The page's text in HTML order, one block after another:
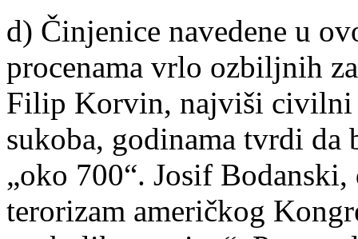
d) Činjenice navedene u
procenama vrlo ozbiljnih
Filip Korvin, najviši civilni
sukoba, godinama tvrdi
„oko 700“. Josif
terorizam američkog